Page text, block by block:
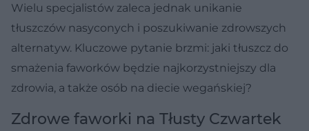
Wielu specjalistów zaleca jednak unikanie
tłuszczów nasyconych i poszukiwanie zdrowszych
alternatyw. Kluczowe pytanie brzmi: jaki tłuszcz do
smażenia faworków będzie najkorzystniejszy dla
zdrowia, a także osób na diecie wegańskiej?
Zdrowe faworki na Tłusty Czwartek